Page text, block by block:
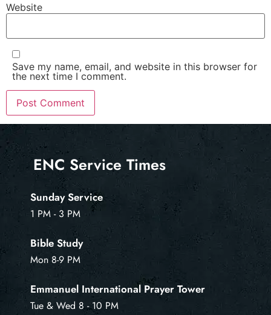
Website
Save my name, email, and website in this browser for
the next time I comment.
ENC Service Times
Sunday Service
1 PM - 3 PM
Bible Study
Mon 8-9 PM
Emmanuel International Prayer Tower
Tue & Wed 8 - 10 PM